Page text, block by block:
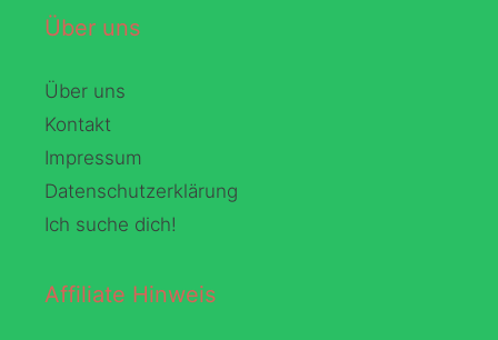
Über uns
Über uns
Kontakt
Impressum
Datenschutzerklärung
Ich suche dich!
Affiliate Hinweis